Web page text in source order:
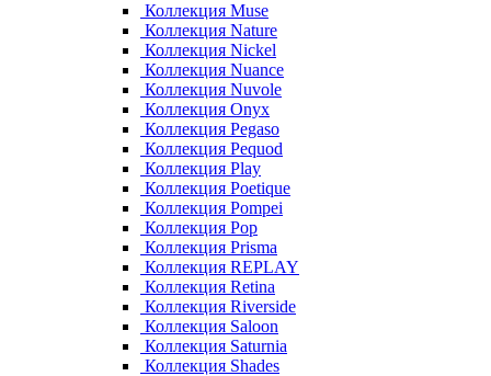
Коллекция Muse
Коллекция Nature
Коллекция Nickel
Коллекция Nuance
Коллекция Nuvole
Коллекция Onyx
Коллекция Pegaso
Коллекция Pequod
Коллекция Play
Коллекция Poetique
Коллекция Pompei
Коллекция Pop
Коллекция Prisma
Коллекция REPLAY
Коллекция Retina
Коллекция Riverside
Коллекция Saloon
Коллекция Saturnia
Коллекция Shades